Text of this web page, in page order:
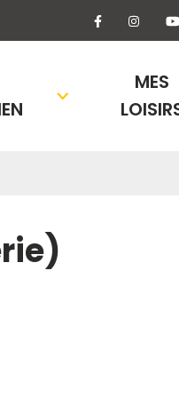
Lien vers le
Lien
MES